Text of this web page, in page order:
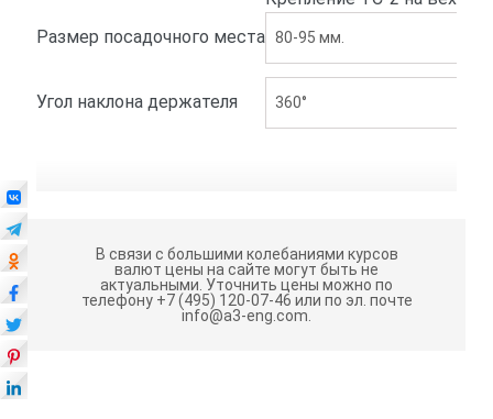
Размер посадочного места 80-95 мм.
Угол наклона держателя 360°
В связи с большими колебаниями курсов
валют цены на сайте могут быть не
актуальными. Уточнить цены можно по
телефону +7 (495) 120-07-46 или по эл. почте
info@a3-eng.com.